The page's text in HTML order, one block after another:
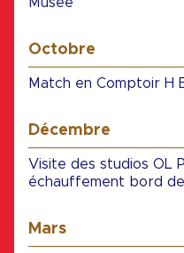
Octobre
Match en Comptoir H
Décembre
Visite des studios OL
échauffement bord
Mars